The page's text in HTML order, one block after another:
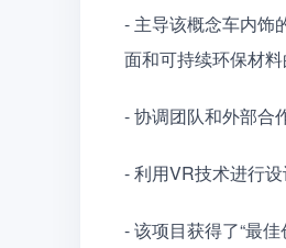
- 主导该概念车内饰
面和可持续环保材
- 协调团队和外部
- 利用VR技术进行
- 该项目获得了“最